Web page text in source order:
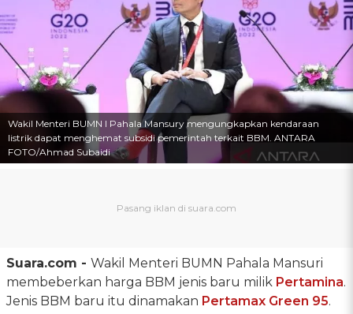
Wakil Menteri BUMN I Pahala Mansury mengungkapkan kendaraan
listrik dapat menghemat subsidi pemerintah terkait BBM. ANTARA
FOTO/Ahmad Subaidi
Suara.com - Wakil Menteri BUMN Pahala Mansuri
membeberkan harga BBM jenis baru milik Pertamina.
Jenis BBM baru itu dinamakan Pertamax Green 95.